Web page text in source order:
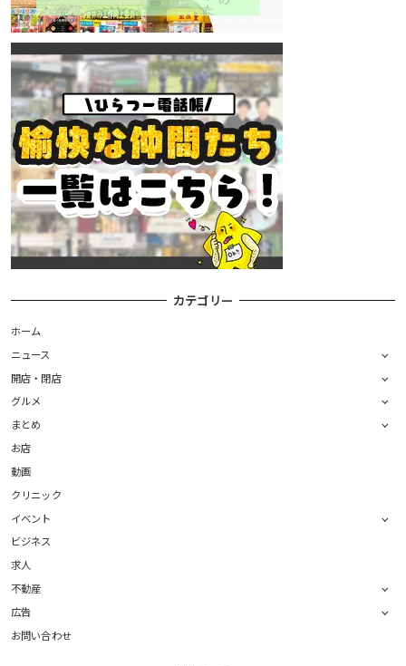
カテゴリー
ホーム
ニュース
開店・閉店
グルメ
まとめ
お店
動画
クリニック
イベント
ビジネス
求人
不動産
広告
お問い合わせ